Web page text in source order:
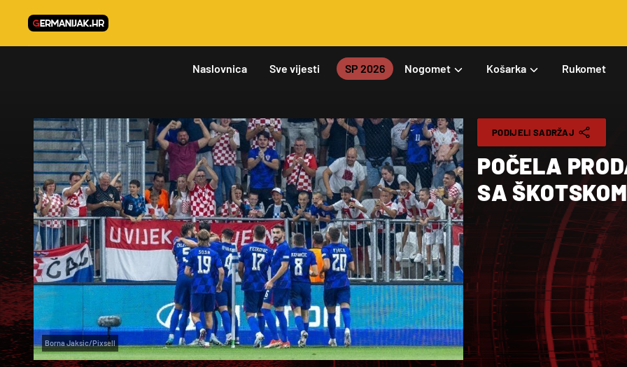
Naslovnica Sve vijesti SP 2026 Nogomet Košarka Rukomet
Borna Jaksic/Pixsell
PODIJELI SADRŽAJ
POČELA
SA ŠKOTSKOM